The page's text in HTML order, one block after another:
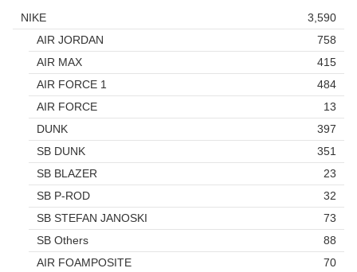
NIKE
3,590
AIR JORDAN
758
AIR MAX
415
AIR FORCE 1
484
AIR FORCE
13
DUNK
397
SB DUNK
351
SB BLAZER
23
SB P-ROD
32
SB STEFAN JANOSKI
73
SB Others
88
AIR FOAMPOSITE
70